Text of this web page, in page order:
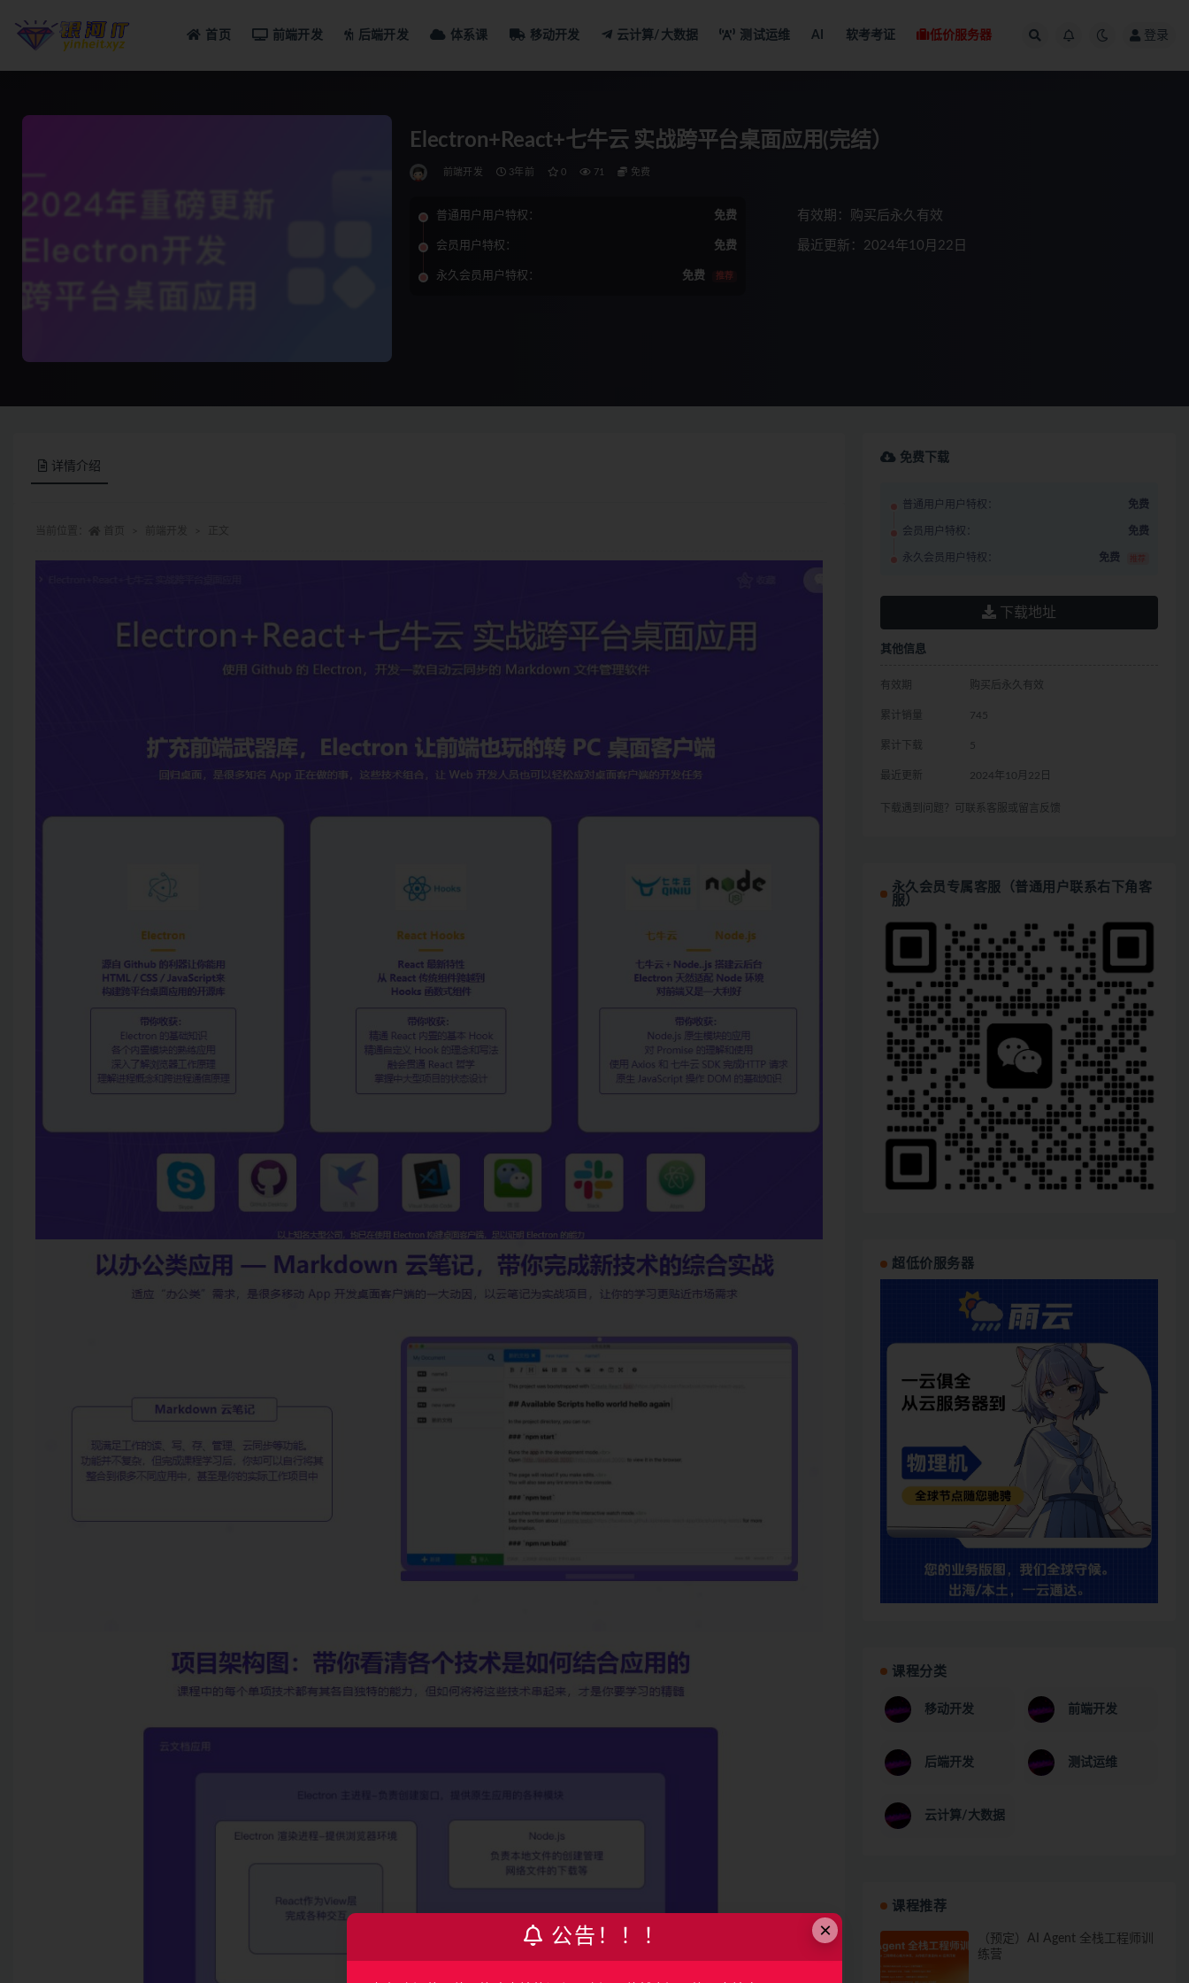
首页 前端开发 后端开发 体系课 移动开发 云计算/大数据 测试运维 AI 软考考证 低价服务器 登录
Electron+React+七牛云 实战跨平台桌面应用(完结）
前端开发 3年前 0 71 免费
普通用户用户特权： 免费
会员用户特权： 免费
永久会员用户特权： 免费 推荐
有效期：购买后永久有效
最近更新：2024年10月22日
详情介绍
免费下载
普通用户用户特权： 免费
会员用户特权： 免费
永久会员用户特权： 免费 推荐
下载地址
其他信息
有效期 购买后永久有效
累计销量 745
累计下载 5
最近更新 2024年10月22日
下载遇到问题？可联系客服或留言反馈
永久会员专属客服（普通用户联系右下角客
服）
超低价服务器
课程分类
移动开发 前端开发
后端开发 测试运维
云计算/大数据
课程推荐
（预定）AI Agent 全栈工程师训
练营
×
公告！！！